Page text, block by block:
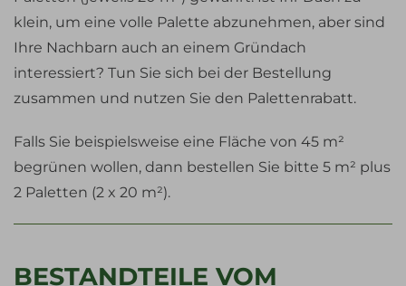
klein, um eine volle Palette abzunehmen, aber sind
Ihre Nachbarn auch an einem Gründach
interessiert? Tun Sie sich bei der Bestellung
zusammen und nutzen Sie den Palettenrabatt.
Falls Sie beispielsweise eine Fläche von 45 m²
begrünen wollen, dann bestellen Sie bitte 5 m² plus
2 Paletten (2 x 20 m²).
BESTANDTEILE VOM